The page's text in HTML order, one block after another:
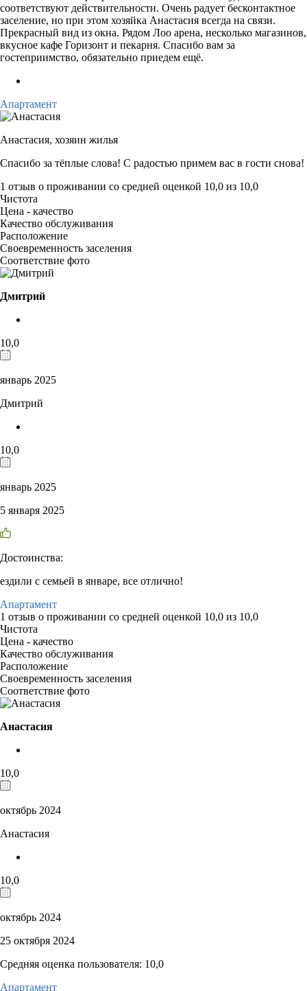
соответствуют действительности. Очень радует бесконтактное
заселение, но при этом хозяйка Анастасия всегда на связи.
Прекрасный вид из окна. Рядом Лоо арена, несколько магазинов,
вкусное кафе Горизонт и пекарня. Спасибо вам за
гостеприимство, обязательно приедем ещё.
Апартамент
Анастасия, хозяин жилья
Спасибо за тёплые слова! С радостью примем вас в гости снова!
1 отзыв о проживании со средней оценкой 10,0 из 10,0
Чистота
Цена - качество
Качество обслуживания
Расположение
Своевременность заселения
Соответствие фото
Дмитрий
10,0
январь 2025
Дмитрий
10,0
январь 2025
5 января 2025
Достоинства:
ездили с семьей в январе, все отлично!
Апартамент
1 отзыв о проживании со средней оценкой 10,0 из 10,0
Чистота
Цена - качество
Качество обслуживания
Расположение
Своевременность заселения
Соответствие фото
Анастасия
10,0
октябрь 2024
Анастасия
10,0
октябрь 2024
25 октября 2024
Средняя оценка пользователя: 10,0
Апартамент